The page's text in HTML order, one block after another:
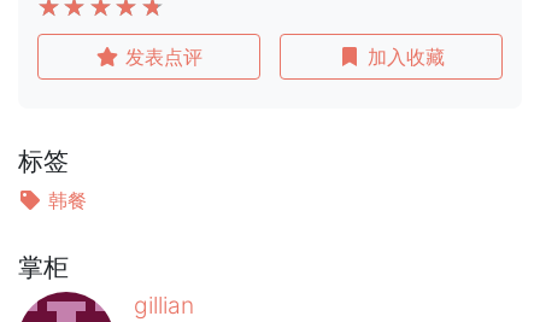
发表点评 加入收藏
标签
韩餐
掌柜
gillian